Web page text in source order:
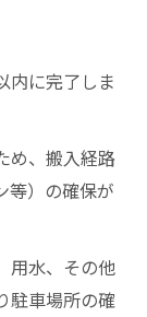
内に完了しま
め、搬入経路
等）の確保が
用水、その他
駐車場所の確